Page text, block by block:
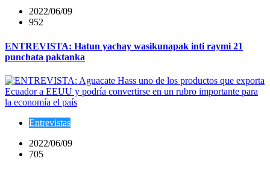
2022/06/09
952
ENTREVISTA: Hatun yachay wasikunapak inti raymi 21
punchata paktanka
Entrevistas
2022/06/09
705